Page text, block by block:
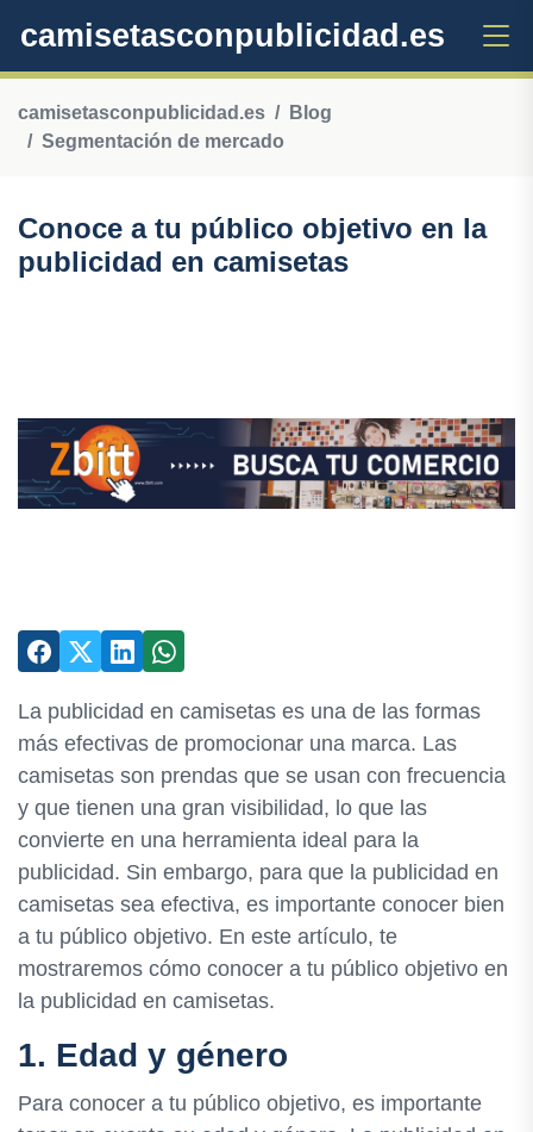
camisetasconpublicidad.es
camisetasconpublicidad.es
Blog
Segmentación de mercado
Conoce a tu público objetivo en la
publicidad en camisetas
La publicidad en camisetas es una de las formas
más efectivas de promocionar una marca. Las
camisetas son prendas que se usan con frecuencia
y que tienen una gran visibilidad, lo que las
convierte en una herramienta ideal para la
publicidad. Sin embargo, para que la publicidad en
camisetas sea efectiva, es importante conocer bien
a tu público objetivo. En este artículo, te
mostraremos cómo conocer a tu público objetivo en
la publicidad en camisetas.
1. Edad y género
Para conocer a tu público objetivo, es importante